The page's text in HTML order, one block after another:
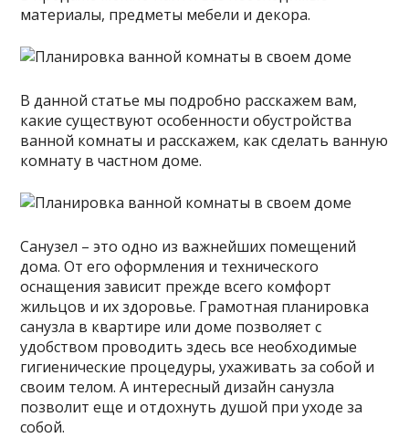
материалы, предметы мебели и декора.
В данной статье мы подробно расскажем вам,
какие существуют особенности обустройства
ванной комнаты и расскажем, как сделать ванную
комнату в частном доме.
Санузел – это одно из важнейших помещений
дома. От его оформления и технического
оснащения зависит прежде всего комфорт
жильцов и их здоровье. Грамотная планировка
санузла в квартире или доме позволяет с
удобством проводить здесь все необходимые
гигиенические процедуры, ухаживать за собой и
своим телом. А интересный дизайн санузла
позволит еще и отдохнуть душой при уходе за
собой.